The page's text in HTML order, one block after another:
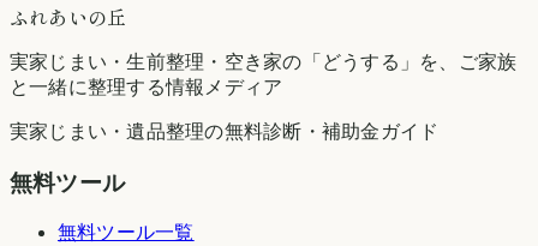
ふれあいの丘
実家じまい・生前整理・空き家の「どうする」を、ご家族
と一緒に整理する情報メディア
実家じまい・遺品整理の無料診断・補助金ガイド
無料ツール
無料ツール一覧